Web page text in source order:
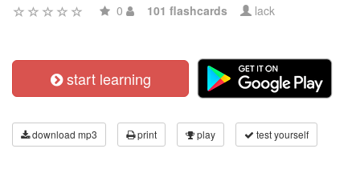
0 101 flashcards lack
start learning
download mp3 print play test yourself